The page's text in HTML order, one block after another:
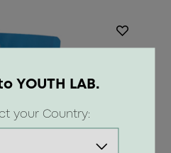
YOUTH LAB.
your Country: